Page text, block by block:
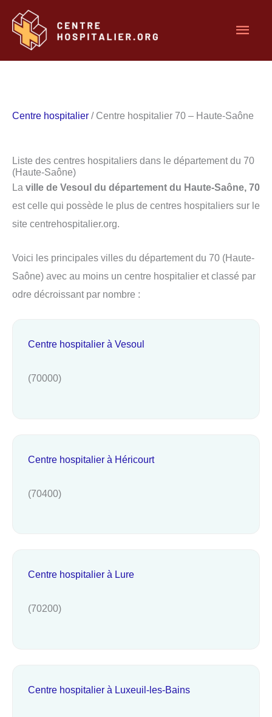
contenu
Centre hospitalier / Centre hospitalier 70 – Haute-Saône
Liste des centres hospitaliers dans le département du 70
(Haute-Saône)
La ville de Vesoul du département du Haute-Saône, 70
est celle qui possède le plus de centres hospitaliers sur le
site centrehospitalier.org.
Voici les principales villes du département du 70 (Haute-
Saône) avec au moins un centre hospitalier et classé par
odre décroissant par nombre :
Centre hospitalier à Vesoul
(70000)
Centre hospitalier à Héricourt
(70400)
Centre hospitalier à Lure
(70200)
Centre hospitalier à Luxeuil-les-Bains